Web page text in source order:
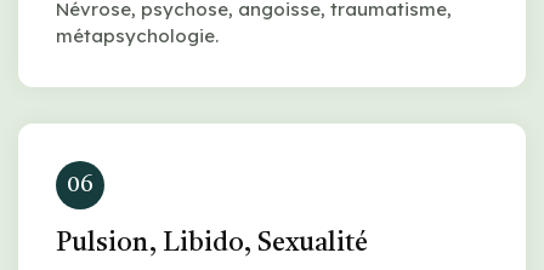
Névrose, psychose, angoisse, traumatisme,
métapsychologie.
06
Pulsion, Libido, Sexualité